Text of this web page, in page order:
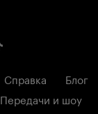
Справка Блог
Передачи и шоу